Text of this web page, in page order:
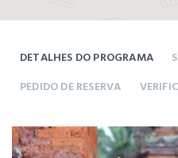
DETALHES DO PROGRAMA
PEDIDO DE RESERVA